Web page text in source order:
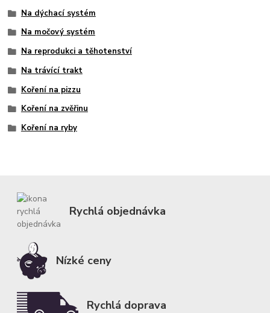
Na dýchací systém
Na močový systém
Na reprodukci a těhotenství
Na trávící trakt
Koření na pizzu
Koření na zvěřinu
Koření na ryby
Rychlá objednávka
Nízké ceny
Rychlá doprava